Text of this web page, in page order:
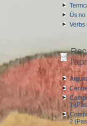
Ús
Verbs
1
2